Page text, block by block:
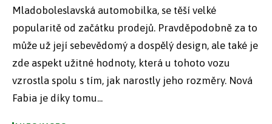
Mladoboleslavská automobilka, se těší velké
popularitě od začátku prodejů. Pravděpodobně za to
může už její sebevědomý a dospělý design, ale také je
zde aspekt užitné hodnoty, která u tohoto vozu
vzrostla spolu s tím, jak narostly jeho rozměry. Nová
Fabia je díky tomu...